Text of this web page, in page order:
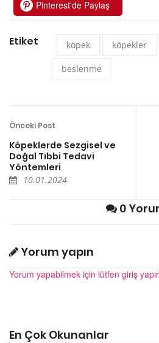
Pinterest'de Paylaş
Etiket köpek köpekler
beslenme
Önceki Post
Köpeklerde Sezgisel ve
Doğal Tıbbi Tedavi
Yöntemleri
10.01.2024
0
Yorum yapın
Yorum yapabilmek için lütfen giriş
En Çok Okunanlar